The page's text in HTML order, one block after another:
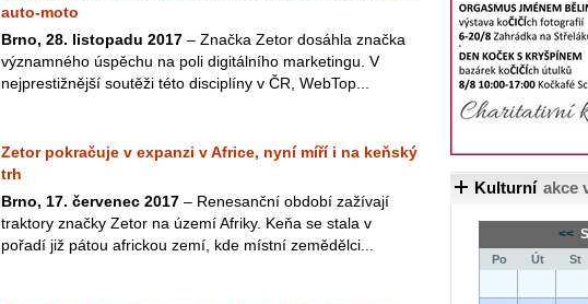
auto-moto
Brno, 28. listopadu 2017 – Značka Zetor dosáhla značka
významného úspěchu na poli digitálního marketingu. V
nejprestižnější soutěži této disciplíny v ČR, WebTop...
Zetor pokračuje v expanzi v Africe, nyní míří i na keňský
trh
Brno, 17. červenec 2017 – Renesanční období zažívají
traktory značky Zetor na území Afriky. Keňa se stala v
pořadí již pátou africkou zemí, kde místní zemědělci...
Kulturní akce
<<
Po Út St